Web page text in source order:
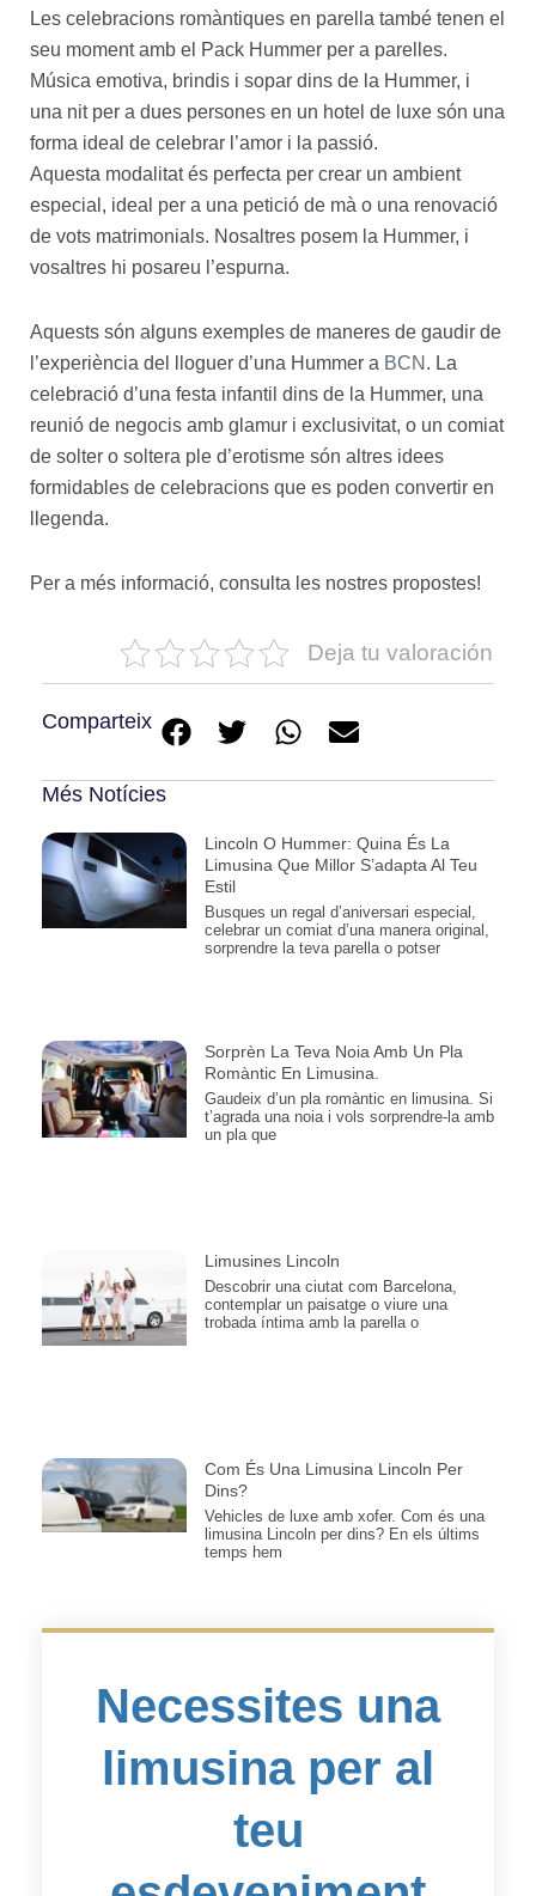
Les celebracions romàntiques en parella també tenen el
seu moment amb el Pack Hummer per a parelles.
Música emotiva, brindis i sopar dins de la Hummer, i
una nit per a dues persones en un hotel de luxe són una
forma ideal de celebrar l’amor i la passió.
Aquesta modalitat és perfecta per crear un ambient
especial, ideal per a una petició de mà o una renovació
de vots matrimonials. Nosaltres posem la Hummer, i
vosaltres hi posareu l’espurna.
Aquests són alguns exemples de maneres de gaudir de
l’experiència del lloguer d’una Hummer a BCN . La
celebració d’una festa infantil dins de la Hummer, una
reunió de negocis amb glamur i exclusivitat, o un comiat
de solter o soltera ple d’erotisme són altres idees
formidables de celebracions que es poden convertir en
llegenda.
Per a més informació, consulta les nostres propostes!
Deja tu valoración
Comparteix
Més Notícies
Lincoln O Hummer: Quina És La
Limusina Que Millor S’adapta Al Teu
Estil
Busques un regal d’aniversari especial,
celebrar un comiat d’una manera original,
sorprendre la teva parella o potser
Sorprèn La Teva Noia Amb Un Pla
Romàntic En Limusina.
Gaudeix d’un pla romàntic en limusina. Si
t’agrada una noia i vols sorprendre-la amb
un pla que
Limusines Lincoln
Descobrir una ciutat com Barcelona,
contemplar un paisatge o viure una
trobada íntima amb la parella o
Com És Una Limusina Lincoln Per
Dins?
Vehicles de luxe amb xofer. Com és una
limusina Lincoln per dins? En els últims
temps hem
Necessites una
limusina per al
teu